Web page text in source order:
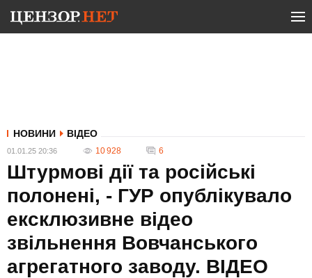
НОВИНИ ВІДЕО
01.01.25 20:36 10 928 6
Штурмові дії та російські
полонені, - ГУР опублікувало
ексклюзивне відео
звільнення Вовчанського
агрегатного заводу. ВIДЕО